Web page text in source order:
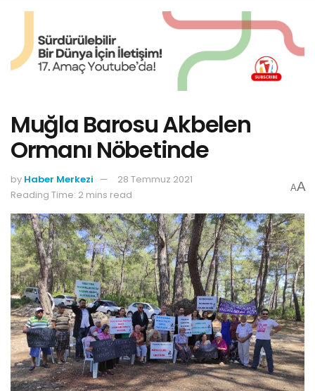
Muğla Barosu Akbelen
Ormanı Nöbetinde
by Haber Merkezi
28 Temmuz 2021
Reading Time: 2 mins read
AA